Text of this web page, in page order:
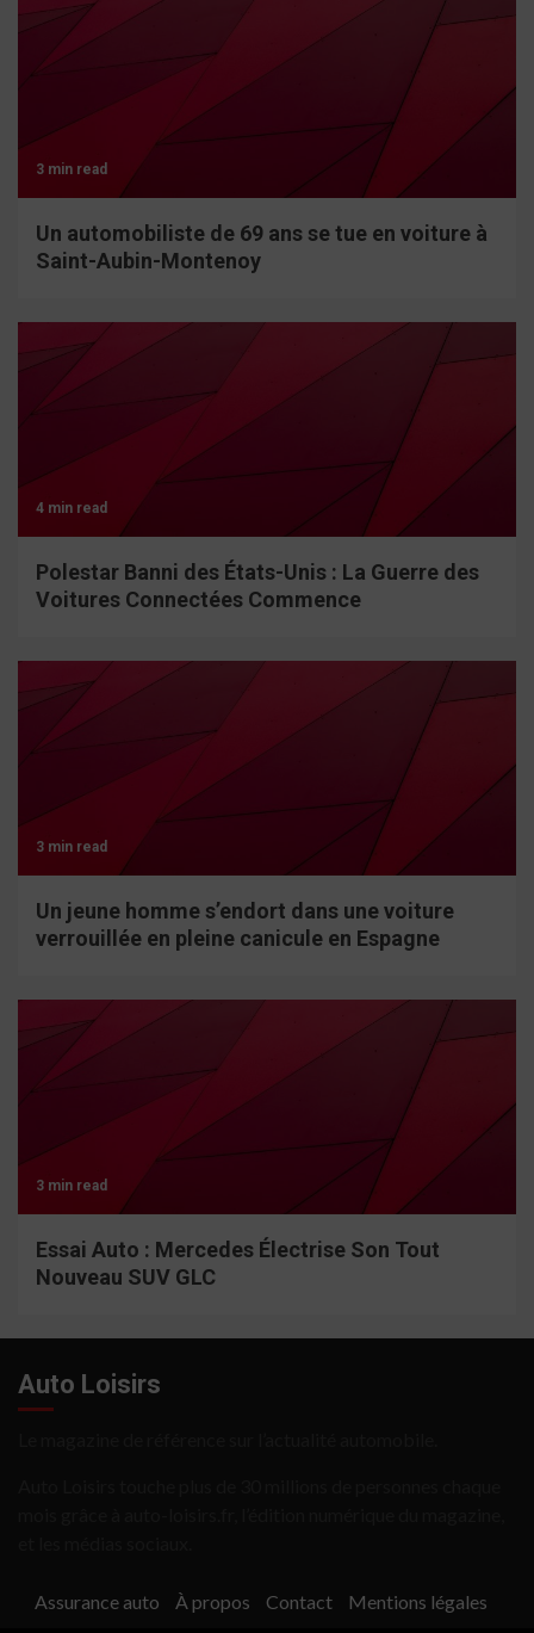
3 min read
Un automobiliste de 69 ans se tue en voiture à
Saint-Aubin-Montenoy
4 min read
Polestar Banni des États-Unis : La Guerre des
Voitures Connectées Commence
3 min read
Un jeune homme s’endort dans une voiture
verrouillée en pleine canicule en Espagne
3 min read
Essai Auto : Mercedes Électrise Son Tout
Nouveau SUV GLC
Auto Loisirs
Assurance auto À propos Contact Mentions légales